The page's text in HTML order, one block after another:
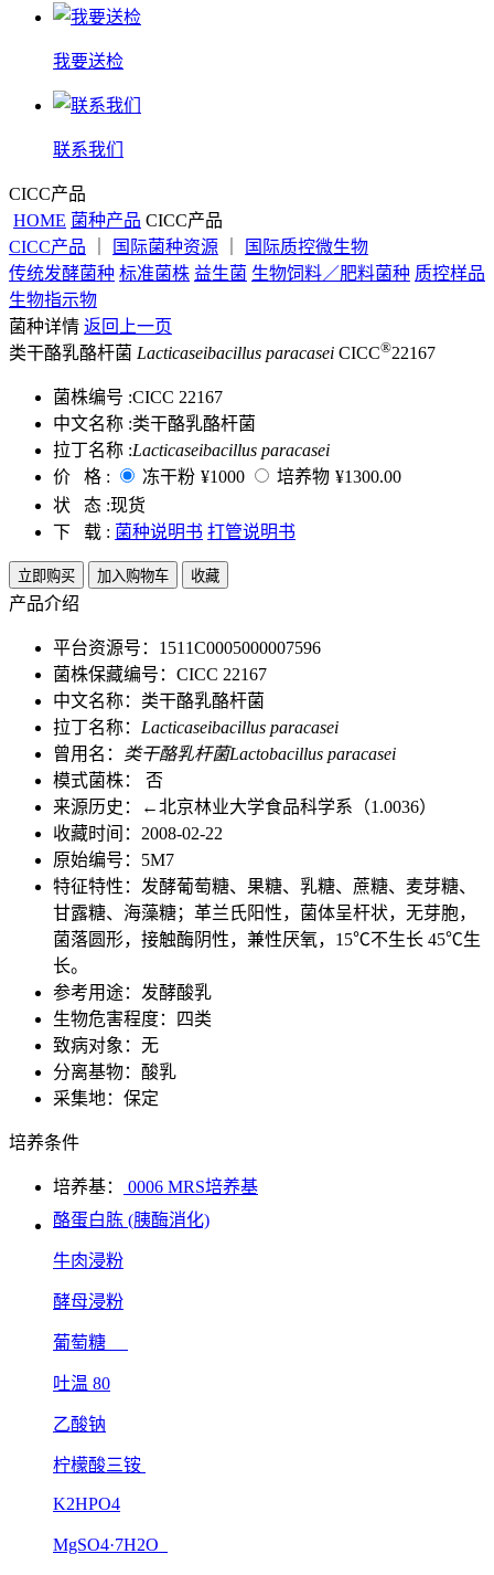
我要送检
联系我们
CICC产品
HOME 菌种产品 CICC产品
CICC产品
国际菌种资源
国际质控微生物
传统发酵菌种 标准菌株 益生菌 生物饲料／肥料菌种 质控样品
生物指示物
菌种详情 返回上一页
类干酪乳酪杆菌 Lacticaseibacillus paracasei CICC®22167
菌株编号 :CICC 22167
中文名称 :类干酪乳酪杆菌
拉丁名称 :Lacticaseibacillus paracasei
价 格 :
冻干粉 ¥1000 培养物 ¥1300.00
状 态 :现货
下 载 : 菌种说明书 打管说明书
立即购买 加入购物车 收藏
产品介绍
平台资源号：1511C0005000007596
菌株保藏编号：CICC 22167
中文名称：类干酪乳酪杆菌
拉丁名称： Lacticaseibacillus paracasei
曾用名：
类干酪乳杆菌Lactobacillus paracasei
模式菌株： 否
来源历史：←北京林业大学食品科学系（1.0036）
收藏时间：2008-02-22
原始编号：5M7
特征特性：发酵葡萄糖、果糖、乳糖、蔗糖、麦芽糖、
甘露糖、海藻糖；革兰氏阳性，菌体呈杆状，无芽胞，
菌落圆形，接触酶阴性，兼性厌氧，15℃不生长 45℃生
长。
参考用途：发酵酸乳
生物危害程度：四类
致病对象：无
分离基物：酸乳
采集地：保定
培养条件
培养基：
0006 MRS培养基
酪蛋白胨 (胰酶消化)
牛肉浸粉
酵母浸粉
葡萄糖
吐温 80
乙酸钠
柠檬酸三铵
K2HPO4
MgSO4·7H2O